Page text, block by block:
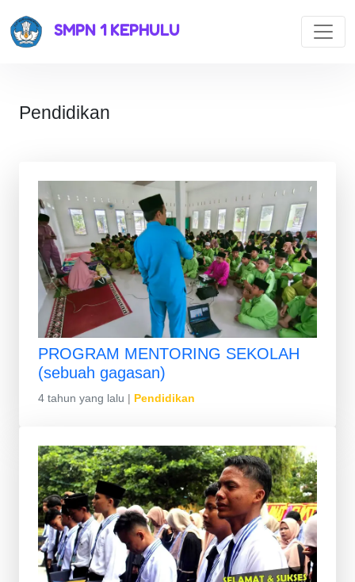
SMPN 1 KEPHULU
Pendidikan
PROGRAM MENTORING SEKOLAH
(sebuah gagasan)
4 tahun yang lalu | Pendidikan